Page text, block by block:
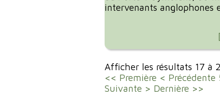
intervenants anglophones
Afficher les résultats 17 à
<< Première < Précédente
Suivante > Dernière >>